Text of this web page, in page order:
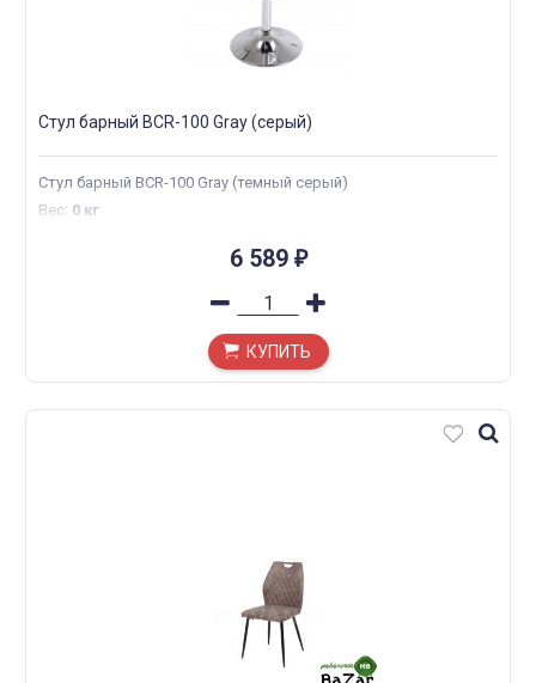
Стул барный BCR-100 Gray (серый)
Стул барный BCR-100 Gray (темный серый)
Вес: 0 кг
6 589 ₽
КУПИТЬ